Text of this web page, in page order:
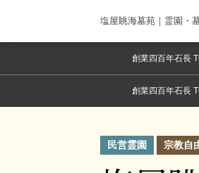
塩屋眺海墓苑｜霊園・
創業四百年石長
創業四百年石長
民営霊園 宗教自